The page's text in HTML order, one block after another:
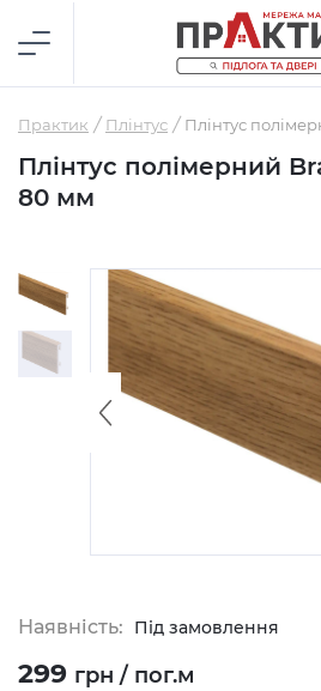
Практик Плінтус
Плінтус полімерний
80 мм
Наявність: Під замовлення
299 грн / пог.м